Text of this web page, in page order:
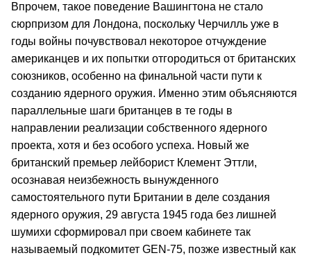
Впрочем, такое поведение Вашингтона не стало
сюрпризом для Лондона, поскольку Черчилль уже в
годы войны почувствовал некоторое отчуждение
американцев и их попытки отгородиться от британских
союзников, особенно на финальной части пути к
созданию ядерного оружия. Именно этим объясняются
параллельные шаги британцев в те годы в
направлении реализации собственного ядерного
проекта, хотя и без особого успеха. Новый же
британский премьер лейборист Клемент Эттли,
осознавая неизбежность вынужденного
самостоятельного пути Британии в деле создания
ядерного оружия, 29 августа 1945 года без лишней
шумихи сформировал при своем кабинете так
называемый подкомитет GEN-75, позже известный как